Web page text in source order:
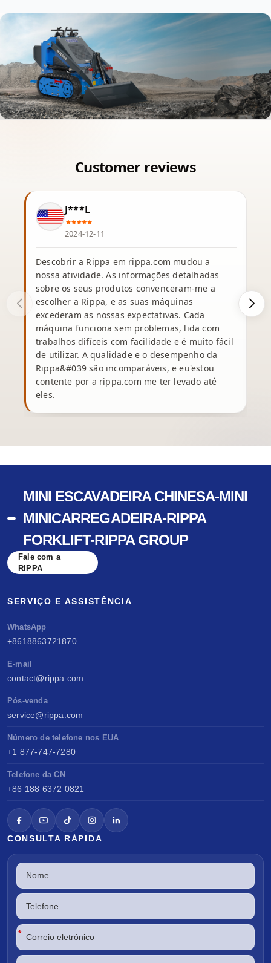
J***L
2024-12-11
Descobrir a Rippa em rippa.com mudou a
nossa atividade. As informações detalhadas
sobre os seus produtos convenceram-me a
escolher a Rippa, e as suas máquinas
excederam as nossas expectativas. Cada
máquina funciona sem problemas, lida com
trabalhos difíceis com facilidade e é muito fácil
de utilizar. A qualidade e o desempenho da
Rippa&#039 são incomparáveis, e eu'estou
contente por a rippa.com me ter levado até
eles.
MINI ESCAVADEIRA CHINESA-MINI
MINICARREGADEIRA-RIPPA
FORKLIFT-RIPPA GROUP
Fale com a
RIPPA
SERVIÇO E ASSISTÊNCIA
WhatsApp
+8618863721870
E-mail
contact@rippa.com
Pós-venda
service@rippa.com
Número de telefone nos EUA
+1 877-747-7280
Telefone da CN
+86 188 6372 0821
CONSULTA RÁPIDA
*